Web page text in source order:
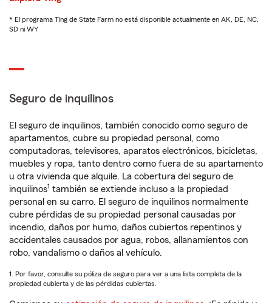
* El programa Ting de State Farm no está disponible actualmente en AK, DE, NC,
SD ni WY
Seguro de inquilinos
El seguro de inquilinos, también conocido como seguro de
apartamentos, cubre su propiedad personal, como
computadoras, televisores, aparatos electrónicos, bicicletas,
muebles y ropa, tanto dentro como fuera de su apartamento
u otra vivienda que alquile. La cobertura del seguro de
inquilinos1 también se extiende incluso a la propiedad
personal en su carro. El seguro de inquilinos normalmente
cubre pérdidas de su propiedad personal causadas por
incendio, daños por humo, daños cubiertos repentinos y
accidentales causados por agua, robos, allanamientos con
robo, vandalismo o daños al vehículo.
1. Por favor, consulte su póliza de seguro para ver a una lista completa de la
propiedad cubierta y de las pérdidas cubiertas.